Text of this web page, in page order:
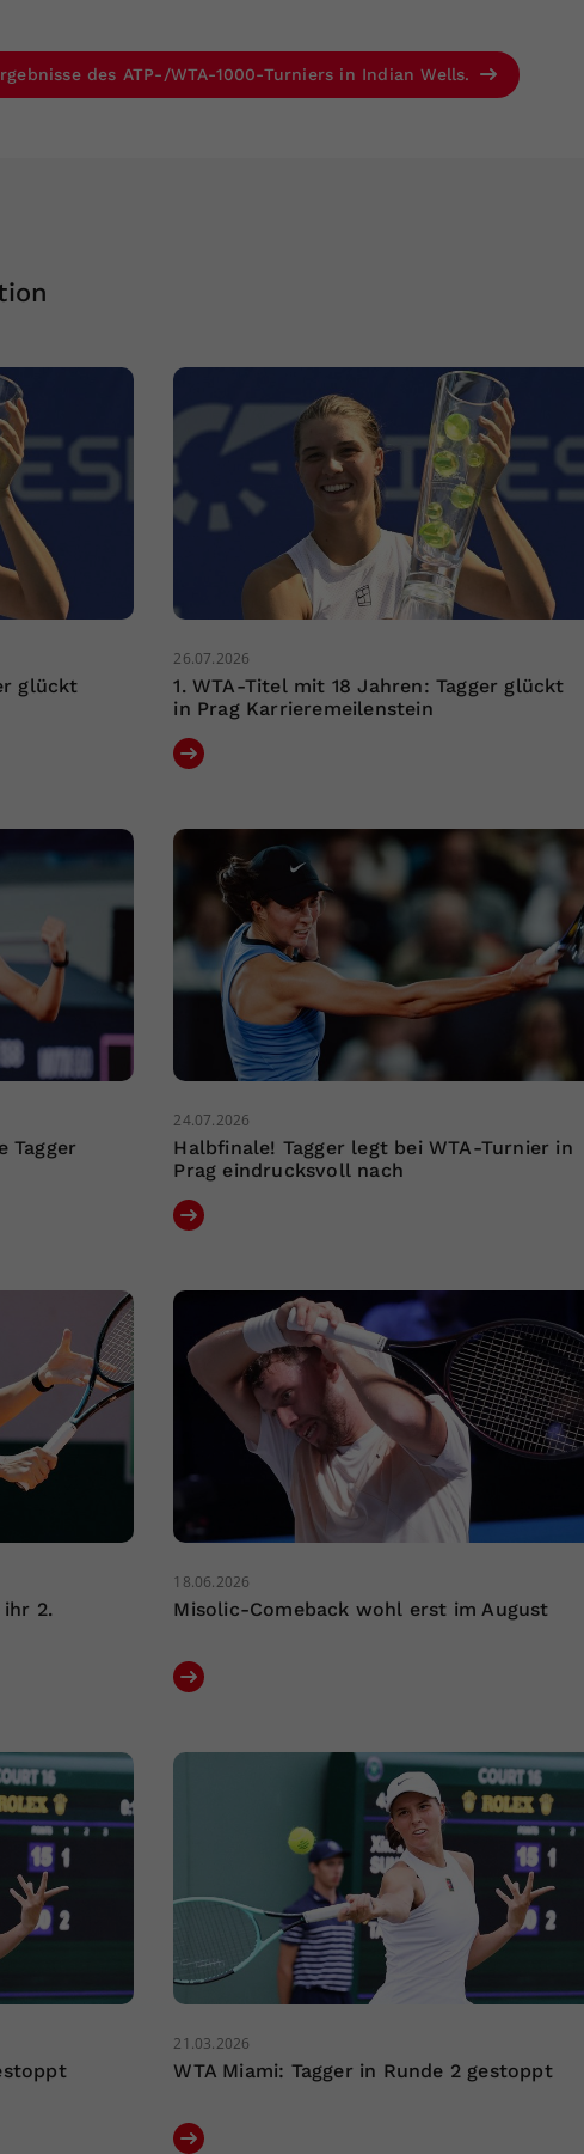
des ATP-/WTA-1000-Turniers in Indian Wells.
glückt
26.07.2026
1. WTA-Titel mit 18 Jahren: Tagger glückt
in Prag Karrieremeilenstein
Tagger
24.07.2026
Halbfinale! Tagger legt bei WTA-Turnier in
Prag eindrucksvoll nach
2.
18.06.2026
Misolic-Comeback wohl erst im August
21.03.2026
WTA Miami: Tagger in Runde 2 gestoppt